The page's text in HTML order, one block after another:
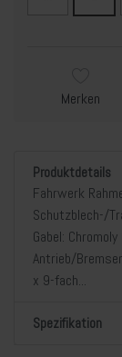
Merken
Produktdetails
Fahrwerk
Schutzblech-/
Gabel:
Antrieb/
x 9-fach...
Spezifikation